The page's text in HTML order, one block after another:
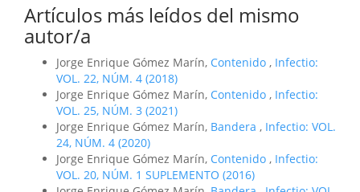
Artículos más leídos del mismo
autor/a
Jorge Enrique Gómez Marín, Contenido , Infectio:
VOL. 22, NÚM. 4 (2018)
Jorge Enrique Gómez Marín, Contenido , Infectio:
VOL. 25, NÚM. 3 (2021)
Jorge Enrique Gómez Marín, Bandera , Infectio: VOL.
24, NÚM. 4 (2020)
Jorge Enrique Gómez Marín, Contenido , Infectio:
VOL. 20, NÚM. 1 SUPLEMENTO (2016)